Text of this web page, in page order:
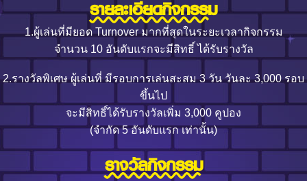
รายละเอียดกิจกรรม
1.ผู้เล่นที่มียอด Turnover มากที่สุดในระยะเวลากิจกรรม
จำนวน 10 อันดับแรกจะมีสิทธิ์ ได้รับรางวัล
2.รางวัลพิเศษ ผู้เล่นที่ มีรอบการเล่นสะสม 3 วัน วันละ 3,000 รอบ
ขึ้นไป
จะมีสิทธิ์ได้รับรางวัลเพิ่ม 3,000 คูปอง
(จำกัด 5 อันดับแรก เท่านั้น)
รางวัลกิจกรรม